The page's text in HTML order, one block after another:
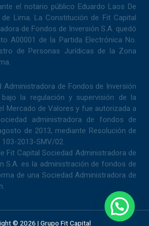
el notario público Eduardo Laos De
Lima. La Constitución de Fit Capital
de Fondos de Inversión S.A. quedó
A00001 de la Partida Electrónica No.
de Personas Jurídicas de la Zona
Administradora de Fondos de Inversión
la regulación y supervisión de la
Mercado de Valores y fue autorizada a
administradora de fondos de
de 2013, mediante Resolución de
2013-SMV/02.
Fit Capital Sociedad Administradora de
S.A. es la administración de fondos de
de una Sociedad Administradora de
© 2026 | Grupo Fit Capital